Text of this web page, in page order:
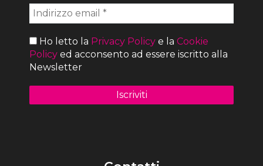
Ho letto la Privacy Policy e la Cookie
Policy ed acconsento ad essere iscritto alla
Newsletter